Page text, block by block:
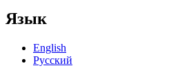
Язык
English
Русский